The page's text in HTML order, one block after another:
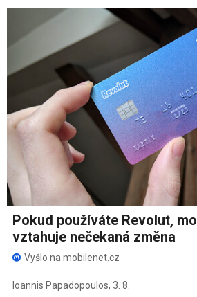
Pokud používáte Revolut,
vztahuje nečekaná změna
Vyšlo na mobilenet.cz
Ioannis Papadopoulos, 3. 8.